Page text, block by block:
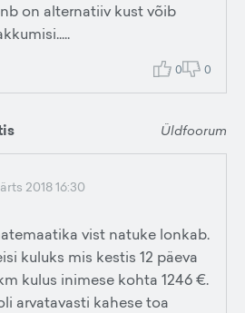
on alternatiiv kust võib
0 0
Üldfoorum
2018 16:30
vist natuke lonkab.
kuluks mis kestis 12 päeva
kulus inimese kohta 1246 €.
arvatavasti kahese toa